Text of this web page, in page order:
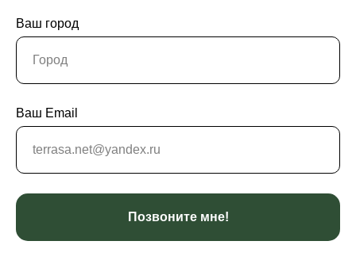
Ваш город
Ваш Email
Позвоните мне!